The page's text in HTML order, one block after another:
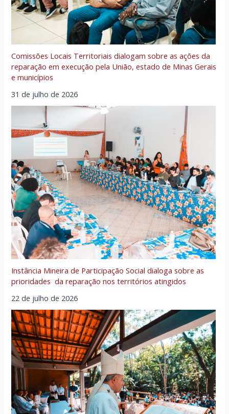
Comissões Locais Territoriais dialogam sobre as ações da
reparação em execução pela União, estado de Minas Gerais
e municípios
31 de julho de 2026
Instância Mineira de Participação Social dialoga sobre as
prioridades da reparação nos territórios atingidos
22 de julho de 2026